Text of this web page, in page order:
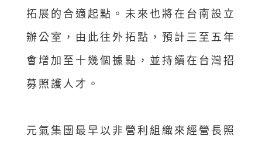
拓展的合適起點。未來也將在台南設立
辦公室，由此往外拓點，預計三至五年
會增加至十幾個據點，並持續在台灣招
募照護人才。
元氣集團最早以非營利組織來經營長照